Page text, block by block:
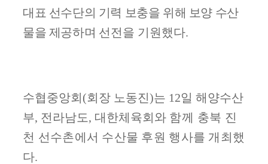
대표 선수단의 기력 보충을 위해 보양 수산
물을 제공하며 선전을 기원했다.
수협중앙회(회장 노동진)는 12일 해양수산
부, 전라남도, 대한체육회와 함께 충북 진
천 선수촌에서 수산물 후원 행사를 개최했
다.